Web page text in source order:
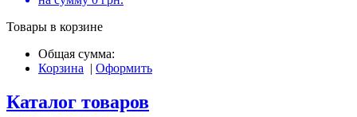
Товары в корзине
Общая сумма:
Корзина | Оформить
Каталог товаров